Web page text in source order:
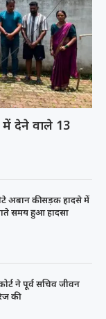
में देने वाले 13
अबान की सड़क हादसे में
समय हुआ हादसा
ने पूर्व सचिव जीवन
की